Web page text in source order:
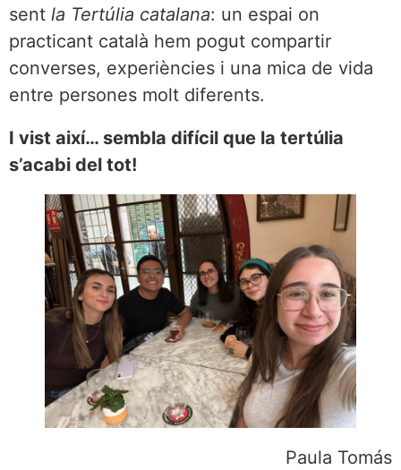
sent la Tertúlia catalana: un espai on
practicant català hem pogut compartir
converses, experiències i una mica de vida
entre persones molt diferents.
I vist així… sembla difícil que la tertúlia
s’acabi del tot!
Paula Tomás